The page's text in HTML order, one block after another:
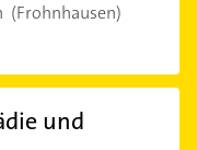
(Frohnhausen)
und